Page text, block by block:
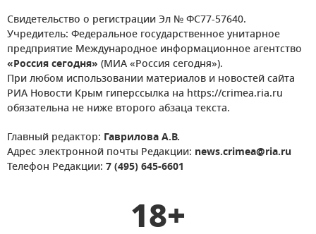
Свидетельство о регистрации Эл № ФС77-57640.
Учредитель: Федеральное государственное унитарное
предприятие Международное информационное агентство
«Россия сегодня» (МИА «Россия сегодня»).
При любом использовании материалов и новостей сайта
РИА Новости Крым гиперссылка на https://crimea.ria.ru
обязательна не ниже второго абзаца текста.
Главный редактор: Гаврилова А.В.
Адрес электронной почты Редакции: news.crimea@ria.ru
Телефон Редакции: 7 (495) 645-6601
18+